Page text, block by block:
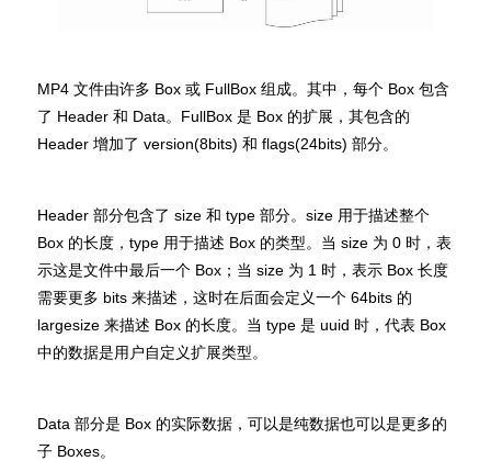
MP4 文件由许多 Box 或 FullBox 组成。其中，每个 Box 包含
了 Header 和 Data。FullBox 是 Box 的扩展，其包含的
Header 增加了 version(8bits) 和 flags(24bits) 部分。
Header 部分包含了 size 和 type 部分。size 用于描述整个
Box 的长度，type 用于描述 Box 的类型。当 size 为 0 时，表
示这是文件中最后一个 Box；当 size 为 1 时，表示 Box 长度
需要更多 bits 来描述，这时在后面会定义一个 64bits 的
largesize 来描述 Box 的长度。当 type 是 uuid 时，代表 Box
中的数据是用户自定义扩展类型。
Data 部分是 Box 的实际数据，可以是纯数据也可以是更多的
子 Boxes。